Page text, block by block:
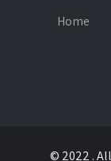
Home
© 2022 .